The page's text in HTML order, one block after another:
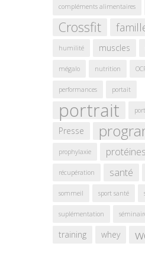
compléments alimentaires
Crossfit
humilité muscles
mégalo nutrition
performances portait
portrait
Presse
prophylaxie protéines
récupération santé
sommeil sport santé
suplémentation
training whey